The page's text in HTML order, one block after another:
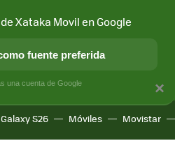
APLICACIONES
Galaxy S26 Móviles Movistar
×
Xataka Movil en Google
fuente preferida
una cuenta de Google